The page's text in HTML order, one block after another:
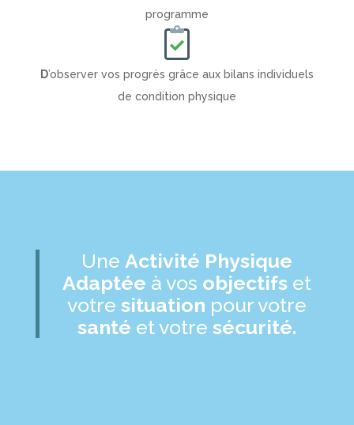
programme
D’observer vos progrès grâce aux bilans individuels
de condition physique
Une Activité Physique
Adaptée à vos objectifset
votre situation pour votre
santé et votre sécurité.